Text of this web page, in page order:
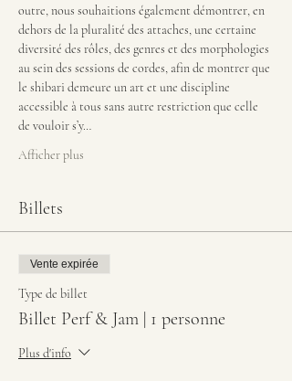
outre, nous souhaitions également démontrer, en
dehors de la pluralité des attaches, une certaine
diversité des rôles, des genres et des morphologies
au sein des sessions de cordes, afin de montrer que
le shibari demeure un art et une discipline
accessible à tous sans autre restriction que celle
de vouloir s’y…
Afficher plus
Billets
Vente expirée
Type de billet
Billet Perf & Jam | 1 personne
Plus d'info